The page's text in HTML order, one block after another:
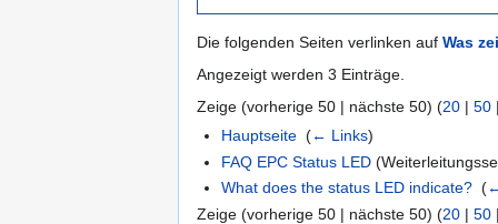
Die folgenden Seiten verlinken auf Was
Angezeigt werden 3 Einträge.
Zeige (vorherige 50 | nächste 50) (20 | 50
Hauptseite ‎(← Links)
FAQ EPC Status LED
What does the status LED indicate? ‎(
Zeige (vorherige 50 | nächste 50) (20 | 50